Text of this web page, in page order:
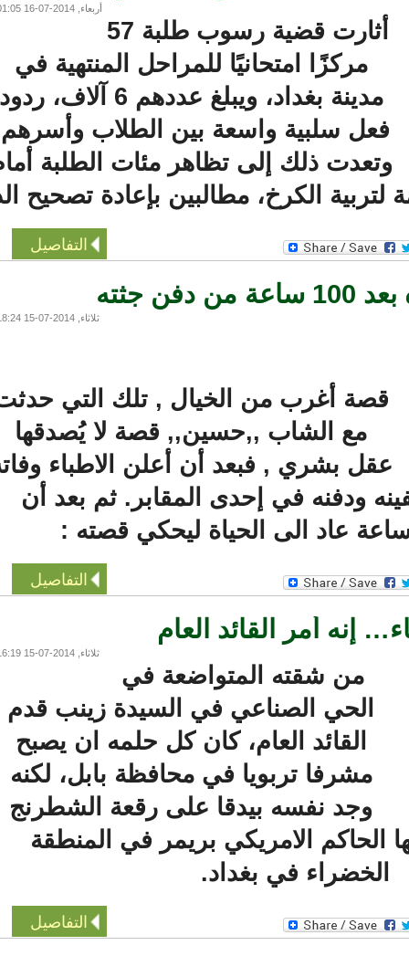
أربعاء, 2014-07-16 01:05
أثارت قضية رسوب طلبة 57
مركزًا امتحانيًا للمراحل المنتهية في
مدينة بغداد، ويبلغ عددهم 6 آلاف، ردود
فعل سلبية واسعة بين الطلاب وأسرهم،
ذلك إلى تظاهر مئات الطلبة أمام
الكرخ، مطالبين بإعادة تصحيح الد
التفاصيل
جثته
ثلاثاء, 2014-07-15 18:24
قصة أغرب من الخيال , تلك التي حدثت
مع الشاب ,,حسين,, قصة لا يُصدقها
بشري , فبعد أن أعلن الاطباء وفاته
ودفنه في إحدى المقابر. ثم بعد أن
التفاصيل
أمر القائد العام
ثلاثاء, 2014-07-15 16:19
من شقته المتواضعة في
الحي الصناعي في السيدة زينب قدم
القائد العام، كان كل حلمه ان يصبح
مشرفا تربويا في محافظة بابل، لكنه
وجد نفسه بيدقا على رقعة الشطرنج
الحاكم الامريكي بريمر في المنطقة
الخضراء في بغداد.
التفاصيل